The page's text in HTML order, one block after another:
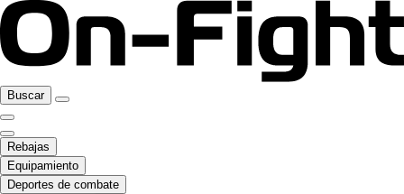
Buscar
Rebajas
Equipamiento
Deportes de combate